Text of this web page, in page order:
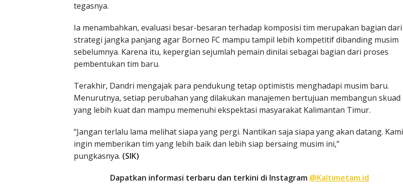
tegasnya.
Ia menambahkan, evaluasi besar-besaran terhadap komposisi tim merupakan bagian dari
strategi jangka panjang agar Borneo FC mampu tampil lebih kompetitif dibanding musim
sebelumnya. Karena itu, kepergian sejumlah pemain dinilai sebagai bagian dari proses
pembentukan tim baru.
Terakhir, Dandri mengajak para pendukung tetap optimistis menghadapi musim baru.
Menurutnya, setiap perubahan yang dilakukan manajemen bertujuan membangun skuad
yang lebih kuat dan mampu memenuhi ekspektasi masyarakat Kalimantan Timur.
“Jangan terlalu lama melihat siapa yang pergi. Nantikan saja siapa yang akan datang. Kami
ingin memberikan tim yang lebih baik dan lebih siap bersaing musim ini,”
pungkasnya. (SIK)
Dapatkan informasi terbaru dan terkini di Instagram @Kaltimetam.id